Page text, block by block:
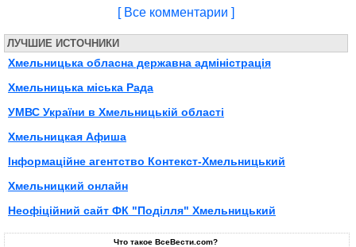
[ Все комментарии ]
ЛУЧШИЕ ИСТОЧНИКИ
Хмельницька обласна державна адміністрація
Хмельницька міська Рада
УМВС України в Хмельницькій області
Хмельницкая Афиша
Інформаційне агентство Контекст-Хмельницький
Хмельницкий онлайн
Неофiцiйний сайт ФК "Подiлля" Хмельницький
Что такое ВсеВести.com?